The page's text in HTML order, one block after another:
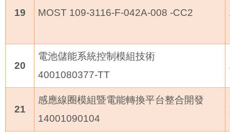
19
MOST 109-3116-F-042A-008 -CC2
20
電池儲能系統控制模組技術
4001080377-TT
21
感應線圈模組暨電能轉換平台整合開發
14001090104